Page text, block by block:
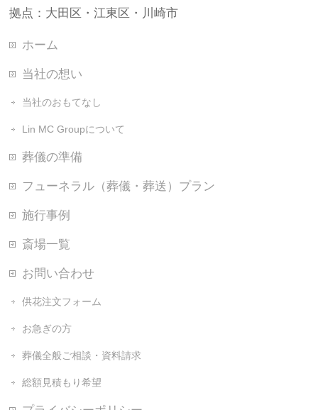
拠点：大田区・江東区・川崎市
ホーム
当社の想い
当社のおもてなし
Lin MC Groupについて
葬儀の準備
フューネラル（葬儀・葬送）プラン
施行事例
斎場一覧
お問い合わせ
供花注文フォーム
お急ぎの方
葬儀全般ご相談・資料請求
総額見積もり希望